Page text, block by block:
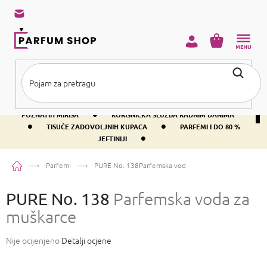
sadržaj
BESPLATNA DOSTAVA IZNAD PRIBLIŽNO 37 € •
400+ SVJETSKI
POZNATIH MIRISA
• KORISNIČKA SLUŽBA RADNIM DANIMA
• TISUĆE ZADOVOLJNIH KUPACA •
PARFEMI I DO 80 %
JEFTINIJI
•
KOŠARICA
PočetnaParfemi PURE No. 138Parfemska voda za muškarce
PURE No. 138 Parfemska voda za
muškarce
Prosječna
Nije ocijenjeno Detalji ocjene